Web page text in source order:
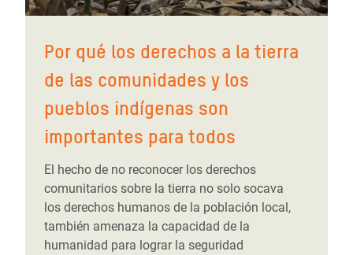
Por qué los derechos a la tierra
de las comunidades y los
pueblos indígenas son
importantes para todos
El hecho de no reconocer los derechos
comunitarios sobre la tierra no solo socava
los derechos humanos de la población local,
también amenaza la capacidad de la
humanidad para lograr la seguridad